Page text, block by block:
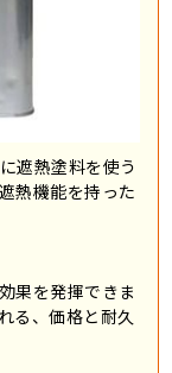
遮熱塗料を使う
熱機能を持った
果を発揮できま
る、価格と耐久